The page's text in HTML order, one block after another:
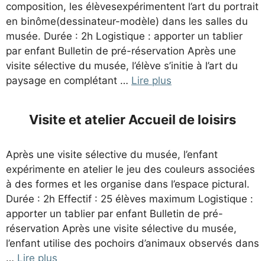
composition, les élèvesexpérimentent l’art du portrait
en binôme(dessinateur-modèle) dans les salles du
musée. Durée : 2h Logistique : apporter un tablier
par enfant Bulletin de pré-réservation Après une
visite sélective du musée, l’élève s’initie à l’art du
paysage en complétant … Lire plus
Visite et atelier Accueil de loisirs
Après une visite sélective du musée, l’enfant
expérimente en atelier le jeu des couleurs associées
à des formes et les organise dans l’espace pictural.
Durée : 2h Effectif : 25 élèves maximum Logistique :
apporter un tablier par enfant Bulletin de pré-
réservation Après une visite sélective du musée,
l’enfant utilise des pochoirs d’animaux observés dans
… Lire plus